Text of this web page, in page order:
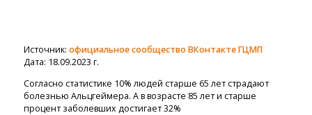
Источник: официальное сообщество ВКонтакте ГЦМП
Дата: 18.09.2023 г.
Согласно статистике 10% людей старше 65 лет страдают
болезнью Альцгеймера. А в возрасте 85 лет и старше
процент заболевших достигает 32%